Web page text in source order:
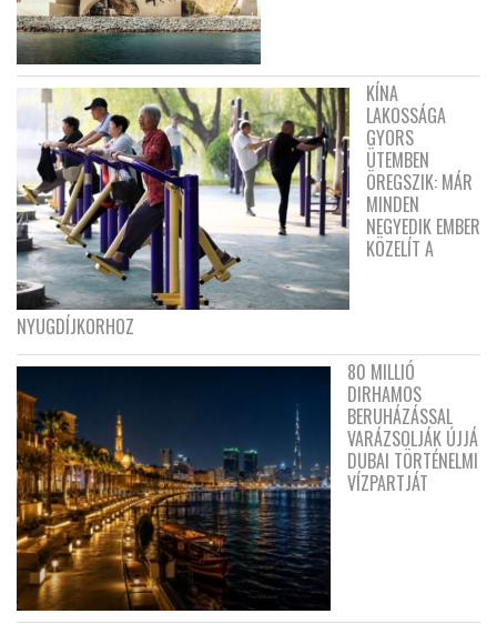
KÍNA
LAKOSSÁGA
GYORS
ÜTEMBEN
ÖREGSZIK: MÁR
MINDEN
NEGYEDIK EMBER
KÖZELÍT A
NYUGDÍJKORHOZ
80 MILLIÓ
DIRHAMOS
BERUHÁZÁSSAL
VARÁZSOLJÁK ÚJJÁ
DUBAI TÖRTÉNELMI
VÍZPARTJÁT